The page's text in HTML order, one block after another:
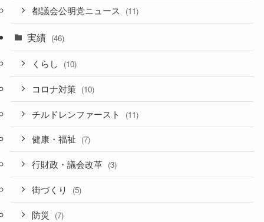
都議会公明党ニュース (11)
実績 (46)
くらし (10)
コロナ対策 (10)
チルドレンファースト (11)
健康・福祉 (7)
行財政・議会改革 (3)
街づくり (5)
防災 (7)